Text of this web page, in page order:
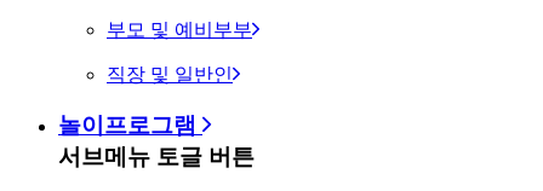
부모 및 예비부부
직장 및 일반인
놀이프로그램
서브메뉴 토글 버튼